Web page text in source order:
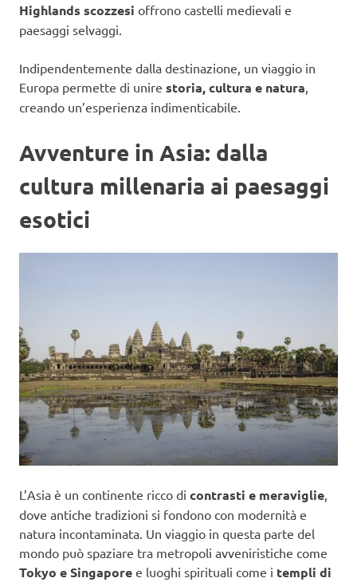
Highlands scozzesi offrono castelli medievali e
paesaggi selvaggi.
Indipendentemente dalla destinazione, un viaggio in
Europa permette di unire storia, cultura e natura,
creando un’esperienza indimenticabile.
Avventure in Asia: dalla
cultura millenaria ai paesaggi
esotici
L’Asia è un continente ricco di contrasti e meraviglie
dove antiche tradizioni si fondono con modernità e
natura incontaminata. Un viaggio in questa parte del
mondo può spaziare tra metropoli avveniristiche come
Tokyo e Singapore e luoghi spirituali come i templi di